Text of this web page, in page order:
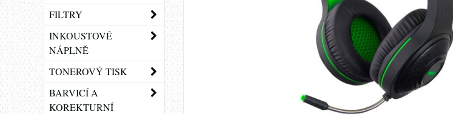
FILTRY
INKOUSTOVÉ
NÁPLNĚ
TONEROVÝ TISK
BARVICÍ A
KOREKTURNÍ